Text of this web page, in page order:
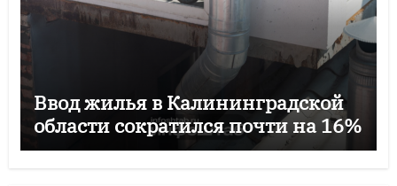
Ввод жилья в Калининградской
области сократился почти на 16%